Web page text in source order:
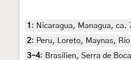
1 : Nicaragua, Managua, ca.
2: Peru, Loreto, Maynas,
3-4: Brasilien, Serra de